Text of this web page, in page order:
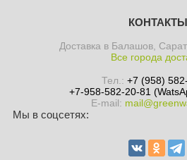
КОНТАКТЫ
Доставка в Балашов,
Все города
Тел.: +7 (958)
+7-958-582-20-81
E-mail:
Мы в соцсетях: